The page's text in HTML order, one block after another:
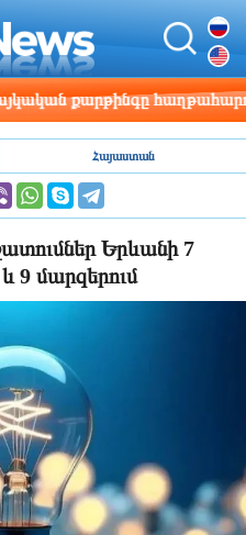
քարթինգը հաղթահարում
Հայաստան
Երևանի 7
9 մարզերում